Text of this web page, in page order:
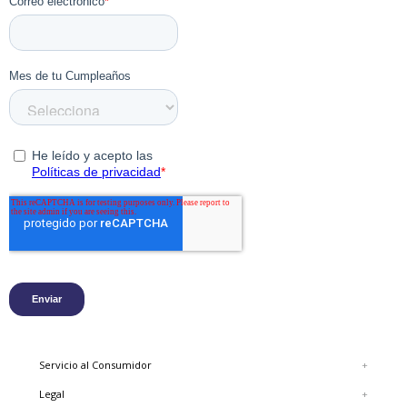
Altura de Taco (cms): 4.
Color: Navy.
Para mantener este zapato en perfectas
condiciones por más tiempo, te recomendamos
utilizar los productos de limpieza especializados
material y extenderán la vida útil de este
producto por muchos años.
Servicio al Consumidor +
Legal +